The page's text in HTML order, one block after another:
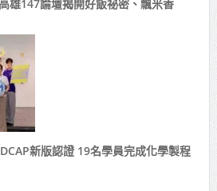
雄147論壇揭開好飯祕密、飄米香
新版認證 19名學員完成化學製程